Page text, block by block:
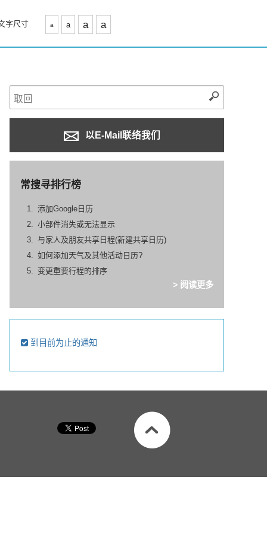
字尺寸 a a a a
以E-Mail联络我们
常搜寻排行榜
添加Google日历
小部件消失或无法显示
与家人及朋友共享日程(新建共享日历)
如何添加天气及其他活动日历?
变更重要行程的排序
> 阅读更多
到目前为止的通知